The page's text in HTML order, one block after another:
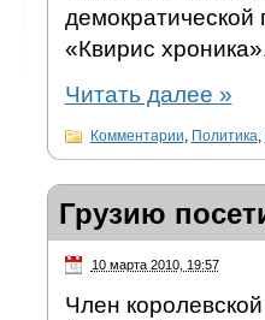
«Квирис
Читать далее »
Комментарии Политика
Грузию
10 марта 2010, 19:57
Член